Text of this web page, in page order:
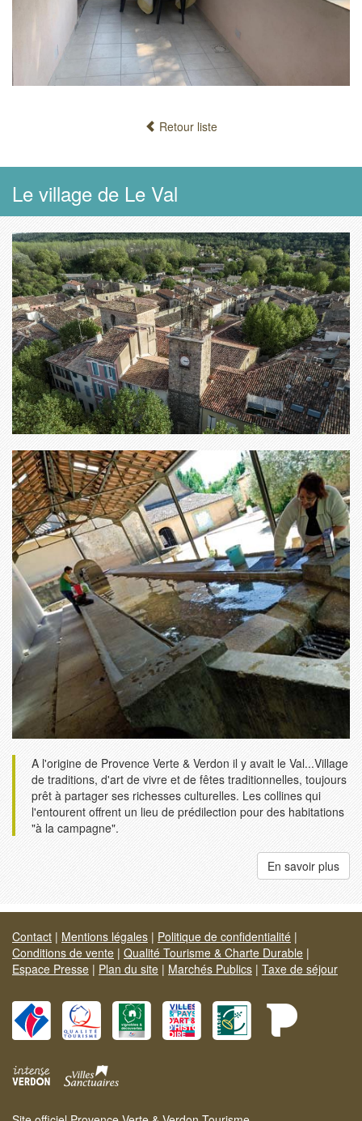
Retour liste
Le village de Le Val
A l'origine de Provence Verte & Verdon il y avait le Val...Village
de traditions, d'art de vivre et de fêtes traditionnelles, toujours
prêt à partager ses richesses culturelles. Les collines qui
l'entourent offrent un lieu de prédilection pour des habitations
"à la campagne".
En savoir plus
Contact | Mentions légales | Politique de confidentialité |
Conditions de vente | Qualité Tourisme & Charte Durable |
Espace Presse | Plan du site | Marchés Publics | Taxe de séjour